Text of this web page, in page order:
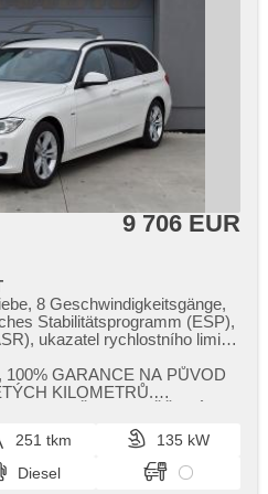
9 706 EUR
8 Geschwindigkeitsgänge,
Stabilitätsprogramm (ESP),
ukazatel rychlostního limitu
Schaltflutlicht, LED
dálkových světel,
display, parkovací senzory
Parkassistent, bezklíčové
Lenkrad
100% GARANCE NA PŮVOD
KILOMETRŮ.
251 tkm
135 kW
Diesel